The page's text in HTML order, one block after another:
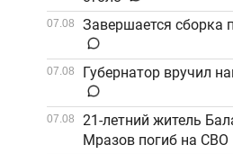
07.08 Завершается сборка
07.08 Губернатор вручил
07.08
21-летний житель
Мразов погиб на СВО